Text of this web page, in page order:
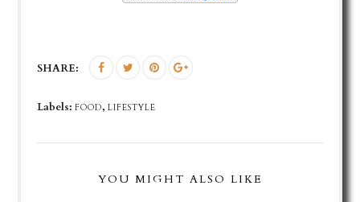
SHARE:
Labels:FOOD,LIFESTYLE
YOU MIGHT ALSO LIKE